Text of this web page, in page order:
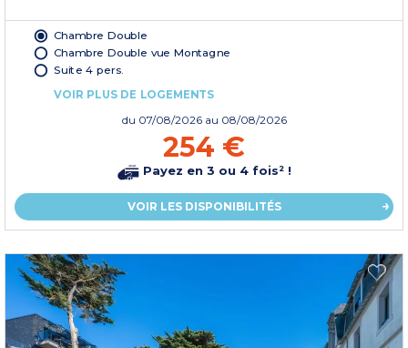
Chambre Double
Chambre Double vue Montagne
Suite 4 pers.
VOIR PLUS DE LOGEMENTS
du 07/08/2026 au 08/08/2026
254 €
Payez en 3 ou 4 fois² !
VOIR LES DISPONIBILITÉS